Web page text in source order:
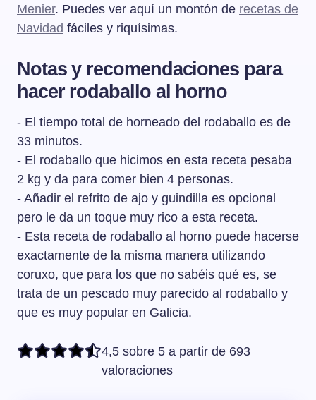
Menier. Puedes ver aquí un montón de recetas de
Navidad fáciles y riquísimas.
Notas y recomendaciones para
hacer rodaballo al horno
- El tiempo total de horneado del rodaballo es de
33 minutos.
- El rodaballo que hicimos en esta receta pesaba
2 kg y da para comer bien 4 personas.
- Añadir el refrito de ajo y guindilla es opcional
pero le da un toque muy rico a esta receta.
- Esta receta de rodaballo al horno puede hacerse
exactamente de la misma manera utilizando
coruxo, que para los que no sabéis qué es, se
trata de un pescado muy parecido al rodaballo y
que es muy popular en Galicia.
4,5 sobre 5 a partir de 693
valoraciones